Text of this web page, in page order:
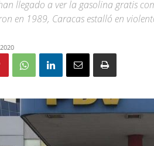
llegado a ver la gasolina gratis
en 1989, Caracas estalló en